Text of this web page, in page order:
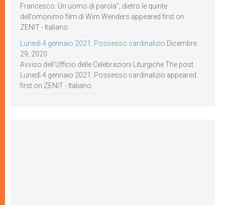
Francesco. Un uomo di parola”, dietro le quinte
dell’omonimo film di Wim Wenders appeared first on
ZENIT - Italiano.
Lunedì 4 gennaio 2021: Possesso cardinalizio Dicembre
29, 2020
Avviso dell’Ufficio delle Celebrazioni Liturgiche The post
Lunedì 4 gennaio 2021: Possesso cardinalizio appeared
first on ZENIT - Italiano.